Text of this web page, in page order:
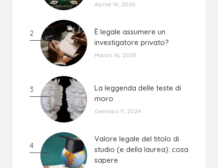
Aprile 14, 2026
2
È legale assumere un
investigatore privato?
È legale assumere un
investigatore privato?
Marzo 16, 2025
3
La leggenda delle teste di
moro
La leggenda delle teste di
moro
Gennaio 11, 2024
4
Valore legale del titolo di
studio (e della laurea): cosa
sapere
Valore legale del titolo di
studio (e della laurea): cosa
sapere